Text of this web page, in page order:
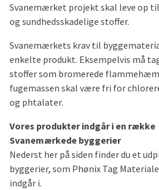
Svanemærket projekt skal leve op
og sundhedsskadelige stoffer.
Svanemærkets krav til
enkelte produkt. Eksempelvis må
stoffer som bromerede
fugemassen skal være fri for
og phtalater.
Vores produkter indgår i en række
Svanemærkede byggerier
Nederst her på siden finder du et
byggerier, som Phønix Tag
indgår i.